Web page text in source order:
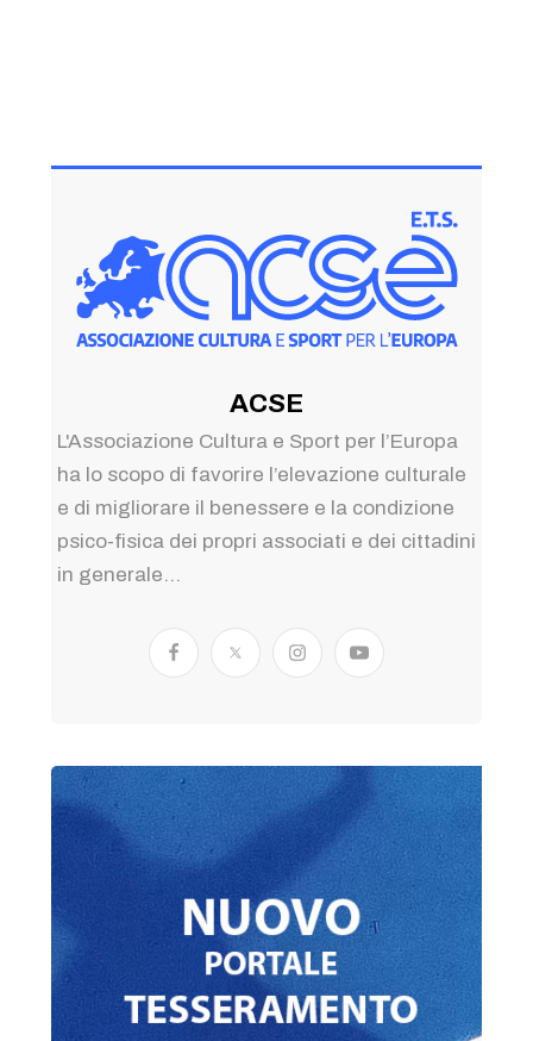
ACSE
L'Associazione Cultura e Sport per l’Europa
ha lo scopo di favorire l’elevazione culturale
e di migliorare il benessere e la condizione
psico-fisica dei propri associati e dei cittadini
in generale...